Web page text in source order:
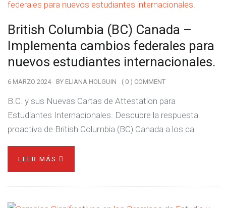
British Columbia (BC) Canada –
Implementa cambios federales para
nuevos estudiantes internacionales.
6 MARZO 2024 BY ELIANA HOLGUIN ( 0 ) COMMENT
B.C. y sus Nuevas Cartas de Attestation para
Estudiantes Internacionales. Descubre la respuesta
proactiva de British Columbia (BC) Canada a los ca
LEER MÁS